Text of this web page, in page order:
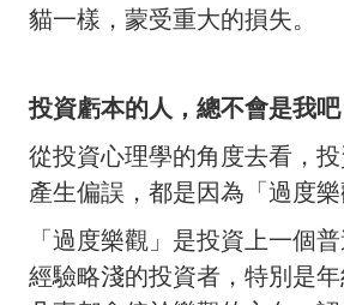
貓一樣，蒙受重大的損失。
投資虧本的人，總不會是我吧
從投資心理學的角度去看，
產生偏誤，都是因為「過度樂
「過度樂觀」是投資上一個
經驗略淺的投資者，特別是年